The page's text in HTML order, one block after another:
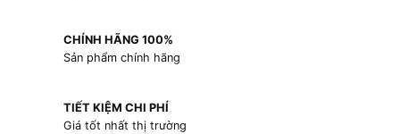
CHÍNH HÃNG 100%
Sản phẩm chính hãng
TIẾT KIỆM CHI PHÍ
Giá tốt nhất thị trường